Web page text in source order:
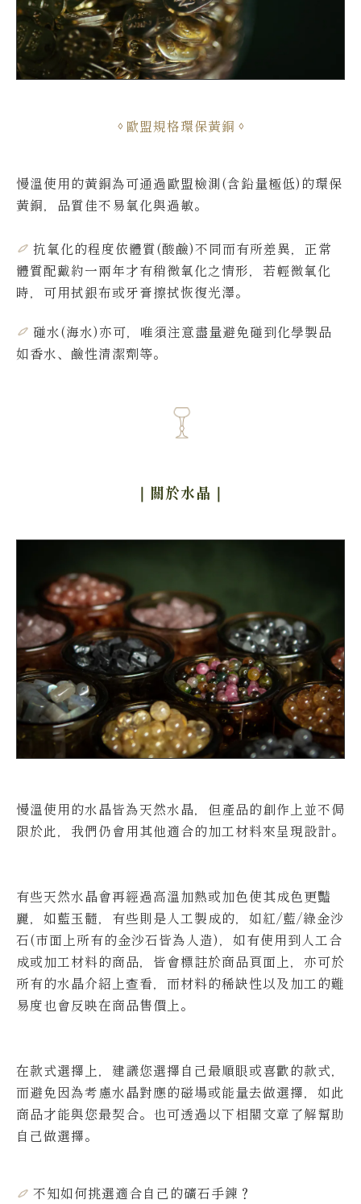
歐盟規格環保黃銅
慢溫使用的黃銅為可通過歐盟檢測(含鉛量極低)的環保
黃銅，品質佳不易氧化與過敏。
抗氧化的程度依體質(酸鹼)不同而有所差異， 正常
體質配戴約一兩年才有稍微氧化之情形，若輕微氧化
時，可用拭銀布或牙膏擦拭恢復光澤。
碰水(海水)亦可，唯須注意盡量避免碰到化學製品
如香水、鹼性清潔劑等。
｜關於水晶 ｜
慢溫使用的水晶皆為天然水晶，但產品的創作上並不侷
限於此，我們仍會用其他適合的加工材料來呈現設計。
有些天然水晶會再經過高溫加熱或加色使其成色更豔
麗，如藍玉髓，有些則是人工製成的，如紅/藍/綠金沙
石(市面上所有的金沙石皆為人造)，如有使用到人工合
成或加工材料的商品，皆會標註於商品頁面上，亦可於
所有的水晶介紹上查看，而材料的稀缺性以及加工的難
易度也會反映在商品售價上。
在款式選擇上，建議您選擇自己最順眼或喜歡的款式，
而避免因為考慮水晶對應的磁場或能量去做選擇，如此
商品才能與您最契合。也可透過以下相關文章了解幫助
自己做選擇。
不知如何挑選適合自己的礦石手鍊 ？